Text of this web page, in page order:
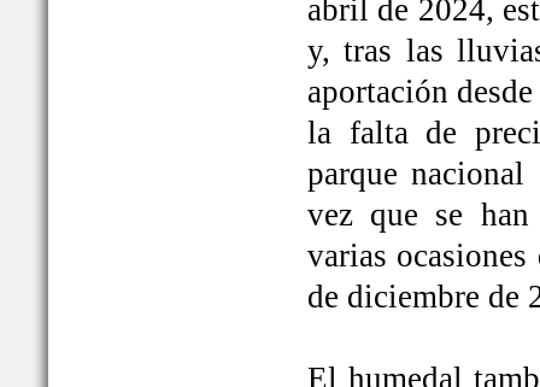
abril de 2024,
y, tras las
aportación
la falta de
parque
vez que se
varias
de diciembre de
El humedal